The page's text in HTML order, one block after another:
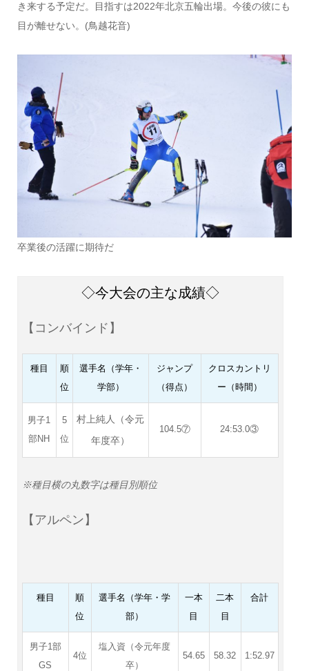
き来する予定だ。目指すは2022年北京五輪出場。今後の彼にも
目が離せない。(鳥越花音)
卒業後の活躍に期待だ
◇今大会の主な成績◇
【コンバインド】
種目
順
位
選手名（学年・
学部）
ジャンプ
（得点）
クロスカントリ
ー（時間）
男子1
部NH
5
位
村上純人（令元
年度卒）
104.5⑦ 24:53.0③
※種目横の丸数字は種目別順位
【アルペン】
種目
順
位
選手名（学年・学
部）
一本
目
二本
目
合計
男子1部
GS
4位
塩入資（令元年度
卒）
54.65 58.32 1:52.97